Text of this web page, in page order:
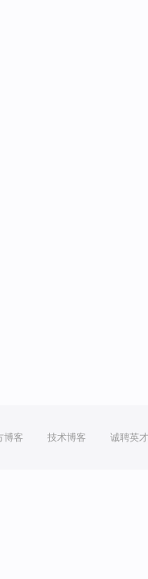
博客 技术博客 诚聘英才